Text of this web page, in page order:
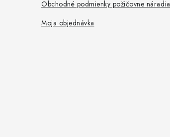
Obchodné podmienky požičovne náradia
Moja objednávka